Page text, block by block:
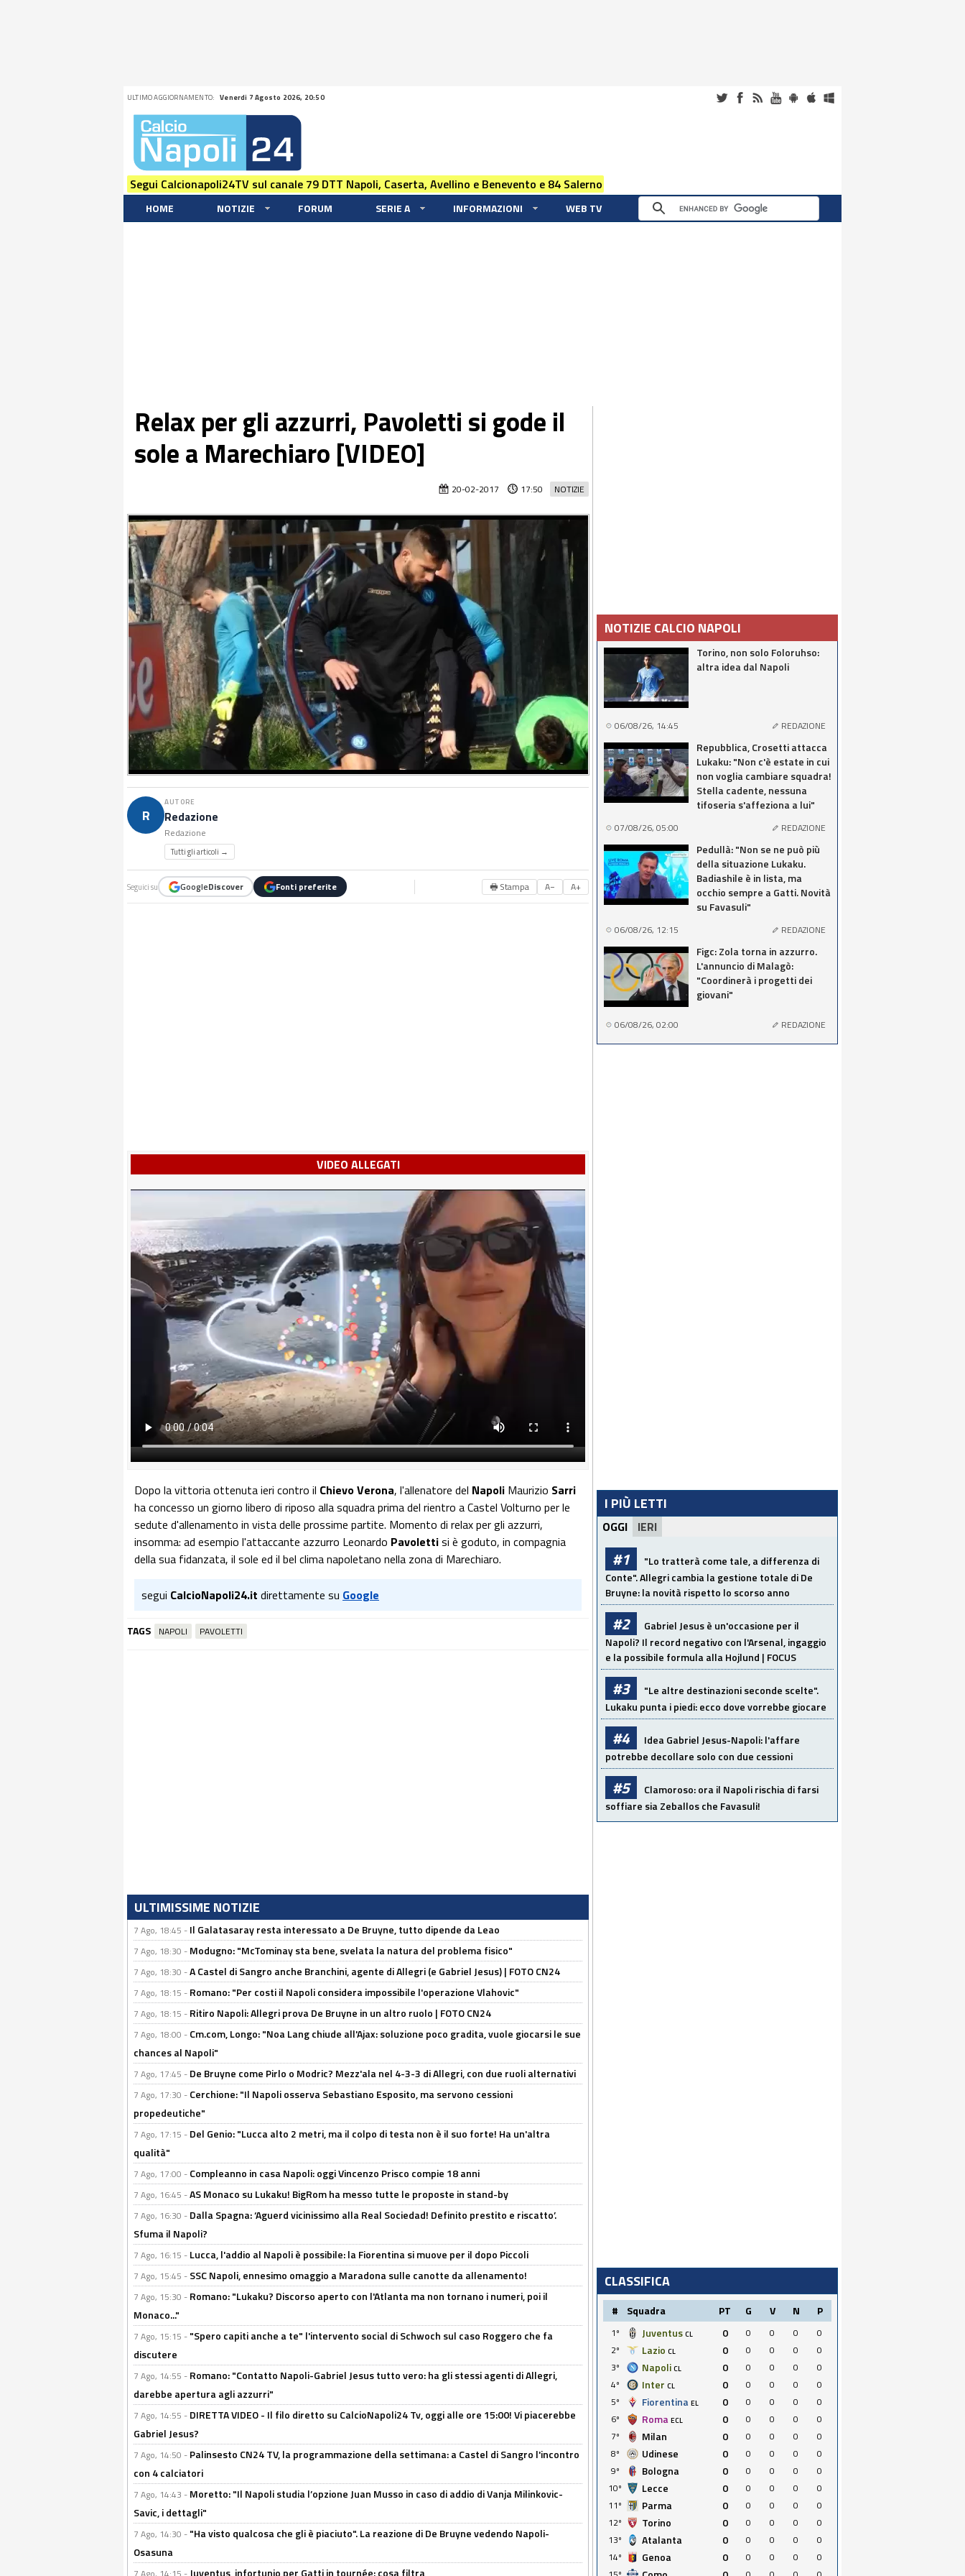
ULTIMO AGGIORNAMENTO: Venerdi 7 Agosto 2026, 20:50
Segui Calcionapoli24TV sul canale 79 DTT Napoli, Caserta, Avellino e Benevento e 84 Salerno
HOME NOTIZIE FORUM SERIE A INFORMAZIONI WEB TV
Relax per gli azzurri, Pavoletti si gode il
sole a Marechiaro [VIDEO]
NOTIZIE
20-02-2017 17:50
R
AUTORE
Redazione
Redazione
Tutti gli articoli →
Seguici su GoogleDiscover Fonti preferite 🖶 Stampa A− A+
VIDEO ALLEGATI
Dopo la vittoria ottenuta ieri contro il Chievo Verona, l'allenatore del Napoli Maurizio Sarri
ha concesso un giorno libero di riposo alla squadra prima del rientro a Castel Volturno per le
sedute d'allenamento in vista delle prossime partite. Momento di relax per gli azzurri,
insomma: ad esempio l'attaccante azzurro Leonardo Pavolettisi è goduto, in compagnia
della sua fidanzata, il sole ed il bel clima napoletano nella zona di Marechiaro.
segui CalcioNapoli24.it direttamente su Google
TAGS NAPOLI PAVOLETTI
ULTIMISSIME NOTIZIE
7 Ago, 18:45 - Il Galatasaray resta interessato a De Bruyne, tutto dipende da Leao
7 Ago, 18:30 - Modugno: "McTominay sta bene, svelata la natura del problema fisico"
7 Ago, 18:30 -A Castel di Sangro anche Branchini, agente di Allegri (e Gabriel Jesus) | FOTO CN24
7 Ago, 18:15 - Romano: "Per costi il Napoli considera impossibile l'operazione Vlahovic"
7 Ago, 18:15 - Ritiro Napoli: Allegri prova De Bruyne in un altro ruolo | FOTO CN24
7 Ago, 18:00 - Cm.com, Longo: "Noa Lang chiude all'Ajax: soluzione poco gradita, vuole giocarsi le sue
chances al Napoli"
7 Ago, 17:45 - De Bruyne come Pirlo o Modric? Mezz'ala nel 4-3-3 di Allegri, con due ruoli alternativi
7 Ago, 17:30 - Cerchione: "Il Napoli osserva Sebastiano Esposito, ma servono cessioni
propedeutiche"
7 Ago, 17:15 - Del Genio: "Lucca alto 2 metri, ma il colpo di testa non è il suo forte! Ha un'altra
qualità"
7 Ago, 17:00 - Compleanno in casa Napoli: oggi Vincenzo Prisco compie 18 anni
7 Ago, 16:45 -AS Monaco su Lukaku! BigRom ha messo tutte le proposte in stand-by
7 Ago, 16:30 - Dalla Spagna: ‘Aguerd vicinissimo alla Real Sociedad! Definito prestito e riscatto’.
Sfuma il Napoli?
7 Ago, 16:15 - Lucca, l'addio al Napoli è possibile: la Fiorentina si muove per il dopo Piccoli
7 Ago, 15:45 - SSC Napoli, ennesimo omaggio a Maradona sulle canotte da allenamento!
7 Ago, 15:30 - Romano: "Lukaku? Discorso aperto con l'Atlanta ma non tornano i numeri, poi il
Monaco..."
7 Ago, 15:15 - "Spero capiti anche a te" l'intervento social di Schwoch sul caso Roggero che fa
discutere
7 Ago, 14:55 - Romano: "Contatto Napoli-Gabriel Jesus tutto vero: ha gli stessi agenti di Allegri,
darebbe apertura agli azzurri"
7 Ago, 14:55 - DIRETTA VIDEO - Il filo diretto su CalcioNapoli24 Tv, oggi alle ore 15:00! Vi piacerebbe
Gabriel Jesus?
7 Ago, 14:50 - Palinsesto CN24 TV, la programmazione della settimana: a Castel di Sangro l'incontro
con 4 calciatori
7 Ago, 14:43 - Moretto: "Il Napoli studia l’opzione Juan Musso in caso di addio di Vanja Milinkovic-
Savic, i dettagli"
7 Ago, 14:30 - "Ha visto qualcosa che gli è piaciuto". La reazione di De Bruyne vedendo Napoli-
Osasuna
Juventus, infortunio per Gatti in tournée: cosa filtra
NOTIZIE CALCIO NAPOLI
Torino, non solo Foloruhso:
altra idea dal Napoli
06/08/26, 14:45 REDAZIONE
Repubblica, Crosetti attacca
Lukaku: "Non c'è estate in cui
non voglia cambiare squadra!
Stella cadente, nessuna
tifoseria s'affeziona a lui"
07/08/26, 05:00 REDAZIONE
Pedullà: "Non se ne può più
della situazione Lukaku.
Badiashile è in lista, ma
occhio sempre a Gatti. Novità
su Favasuli"
06/08/26, 12:15 REDAZIONE
Figc: Zola torna in azzurro.
L'annuncio di Malagò:
"Coordinerà i progetti dei
giovani"
06/08/26, 02:00 REDAZIONE
I PIÙ LETTI
OGGI IERI
#1
"Lo tratterà come tale, a differenza di
Conte". Allegri cambia la gestione totale di De
Bruyne: la novità rispetto lo scorso anno
#2
Gabriel Jesus è un'occasione per il
Napoli? Il record negativo con l'Arsenal, ingaggio
e la possibile formula alla Hojlund | FOCUS
#3
"Le altre destinazioni seconde scelte".
Lukaku punta i piedi: ecco dove vorrebbe giocare
#4
Idea Gabriel Jesus-Napoli: l'affare
potrebbe decollare solo con due cessioni
#5
Clamoroso: ora il Napoli rischia di farsi
soffiare sia Zeballos che Favasuli!
CLASSIFICA
# Squadra PT G V N P
1º Juventus CL 0 0 0 0
0
2º
Lazio CL 0 0 0 0
0
3º
Napoli CL 0 0 0 0
0
4º
Inter CL 0 0 0 0
0
5º
Fiorentina EL 0 0 0 0
0
6º
Roma ECL 0 0 0 0
0
7º
Milan 0 0 0 0
0
8º
Udinese 0 0 0 0
0
9º
Bologna 0 0 0 0
0
10º
Lecce 0 0 0 0
0
11º
Parma 0 0 0 0
0
12º
Torino 0 0 0 0
0
13º
Atalanta 0 0 0 0
0
14º
Genoa 0 0 0 0
0